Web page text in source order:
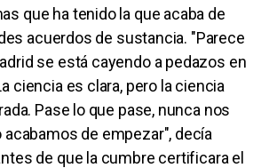
que ha tenido la que acaba de
acuerdos de sustancia. "Parece
se está cayendo a pedazos en
ciencia es clara, pero la ciencia
Pase lo que pase, nunca nos
de empezar", decía
de que la cumbre certificara el